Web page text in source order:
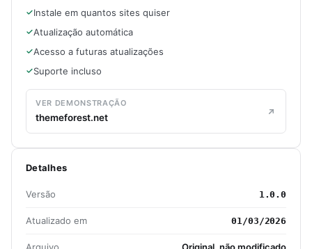
Instale em quantos sites quiser
Atualização automática
Acesso a futuras atualizações
Suporte incluso
VER DEMONSTRAÇÃO
themeforest.net
Detalhes
Versão 1.0.0
Atualizado em 01/03/2026